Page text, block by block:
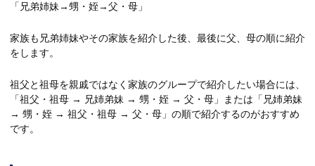
「兄弟姉妹→甥・姪→父・母」
家族も兄弟姉妹やその家族を紹介した後、最後に父、母の順に紹介
をします。
祖父と祖母を親戚ではなく家族のグループで紹介したい場合には、
「祖父・祖母 → 兄姉弟妹 → 甥・姪 → 父・母」または「兄姉弟妹
→ 甥・姪 → 祖父・祖母 → 父・母」の順で紹介するのがおすすめ
です。